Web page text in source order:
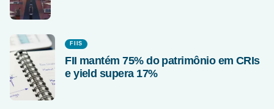
FIIS
FII mantém 75% do patrimônio em CRIs
e yield supera 17%